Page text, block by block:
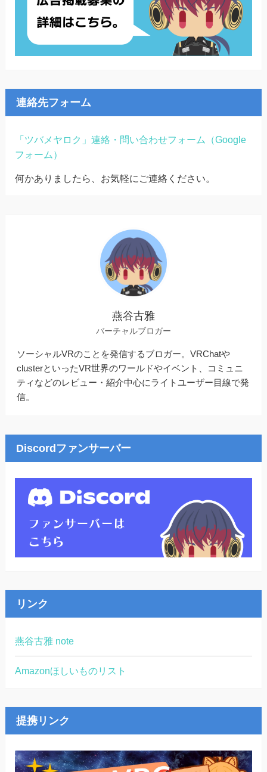
連絡先フォーム
「ツバメヤロク」連絡・問い合わせフォーム（Google
フォーム）
何かありましたら、お気軽にご連絡ください。
燕谷古雅
バーチャルブロガー
ソーシャルVRのことを発信するブロガー。VRChatや
clusterといったVR世界のワールドやイベント、コミュニ
ティなどのレビュー・紹介中心にライトユーザー目線で発
信。
Discordファンサーバー
リンク
燕谷古雅 note
Amazonほしいものリスト
提携リンク